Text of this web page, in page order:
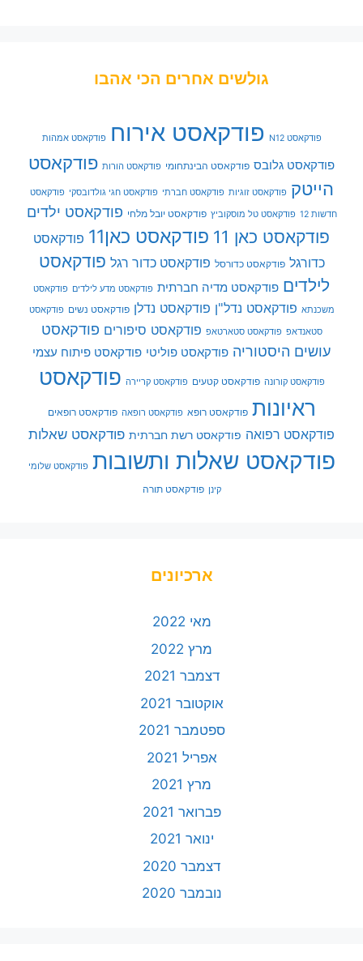
גולשים אחרים הכי אהבו
פודקאסט N12 פודקאסט אירוח פודקאסט אמהות
פודקאסט גלובס פודקאסט הבינתחומי פודקאסט הורות פודקאסט
הייטק פודקאסט זוגיות פודקאסט חברתי פודקאסט חגי גולדובסקי פודקאסט
חדשות 12 פודקאסט טל מוסקוביץ פודקאסט יובל מלחי פודקאסט ילדים
פודקאסט כאן 11 פודקאסט כאן11
פודקאסט
כדורגל פודקאסט כדורסל פודקאסט כדור רגל פודקאסט
לילדים פודקאסט מדיה חברתית פודקאסט מדע לילדים פודקאסט
משכנתא פודקאסט נדל"ן פודקאסט נדלן פודקאסט נשים פודקאסט
סטאנדאפ פודקאסט סטארטאפ פודקאסט סיפורים פודקאסט
עושים היסטוריה פודקאסט פוליטי פודקאסט פיתוח עצמי
פודקאסט קורונה פודקאסט קטעים פודקאסט קריירה פודקאסט
ראיונות פודקאסט רופא פודקאסט רופאה פודקאסט רופאים
פודקאסט רפואה פודקאסט רשת חברתית פודקאסט שאלות
פודקאסט שאלות ותשובות פודקאסט שלומי
קינן פודקאסט תורה
ארכיונים
מאי 2022
מרץ 2022
דצמבר 2021
אוקטובר 2021
ספטמבר 2021
אפריל 2021
מרץ 2021
פברואר 2021
ינואר 2021
דצמבר 2020
נובמבר 2020